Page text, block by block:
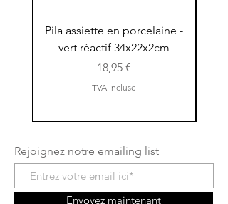
Pila assiette en porcelaine -
vert réactif 34x22x2cm
Prix
18,95 €
TVA Incluse
Rejoignez notre emailing list
Envoyez maintenant